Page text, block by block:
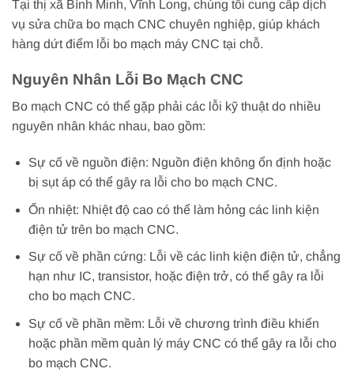
Tại thị xã Bình Minh, Vĩnh Long, chúng tôi cung cấp dịch
vụ sửa chữa bo mạch CNC chuyên nghiệp, giúp khách
hàng dứt điểm lỗi bo mạch máy CNC tại chỗ.
Nguyên Nhân Lỗi Bo Mạch CNC
Bo mạch CNC có thể gặp phải các lỗi kỹ thuật do nhiều
nguyên nhân khác nhau, bao gồm:
Sự cố về nguồn điện: Nguồn điện không ổn định hoặc
bị sụt áp có thể gây ra lỗi cho bo mạch CNC.
Ổn nhiệt: Nhiệt độ cao có thể làm hỏng các linh kiện
điện tử trên bo mạch CNC.
Sự cố về phần cứng: Lỗi về các linh kiện điện tử, chẳng
hạn như IC, transistor, hoặc điện trở, có thể gây ra lỗi
cho bo mạch CNC.
Sự cố về phần mềm: Lỗi về chương trình điều khiển
hoặc phần mềm quản lý máy CNC có thể gây ra lỗi cho
bo mạch CNC.